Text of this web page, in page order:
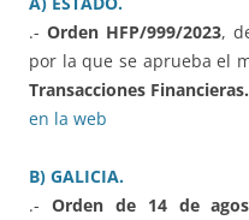
.- Orden HFP/999/2023,
por la que se aprueba el
Transacciones
en la web
B) GALICIA.
.- Orden de 14 de